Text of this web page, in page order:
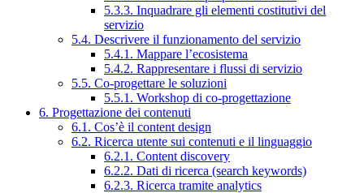
5.3.3. Inquadrare gli elementi costitutivi del
servizio
5.4. Descrivere il funzionamento del servizio
5.4.1. Mappare l’ecosistema
5.4.2. Rappresentare i flussi di servizio
5.5. Co-progettare le soluzioni
5.5.1. Workshop di co-progettazione
6. Progettazione dei contenuti
6.1. Cos’è il content design
6.2. Ricerca utente sui contenuti e il linguaggio
6.2.1. Content discovery
6.2.2. Dati di ricerca (search keywords)
6.2.3. Ricerca tramite analytics